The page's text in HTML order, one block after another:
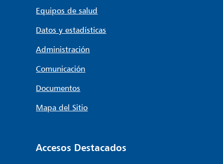
Equipos de salud
Datos y estadísticas
Administración
Comunicación
Documentos
Mapa del Sitio
Accesos Destacados